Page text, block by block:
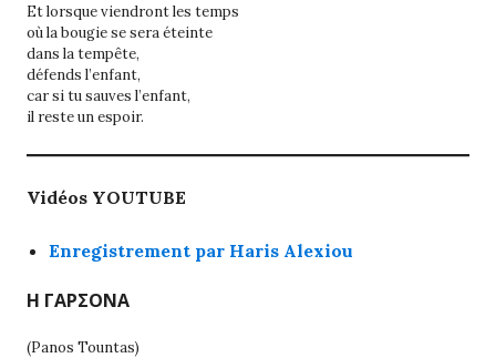
Et lorsque viendront les temps
où la bougie se sera éteinte
dans la tempête,
défends l’enfant,
car si tu sauves l’enfant,
il reste un espoir.
Vidéos YOUTUBE
Enregistrement par Haris Alexiou
Η ΓΑΡΣΟΝΑ
(Panos Tountas)